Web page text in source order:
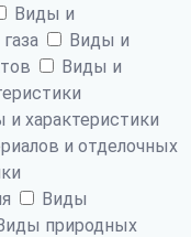
Виды и
Виды и
Виды и
и характеристики
и отделочных
Виды
природных